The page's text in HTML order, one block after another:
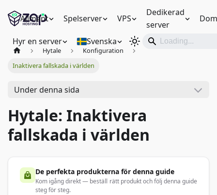
Allmänt Spelserver VPS
Dedikerad
server
Hyr en server Svenska
Hytale
Konfiguration
Inaktivera fallskada i världen
Under denna sida
Hytale: Inaktivera
fallskada i världen
De perfekta produkterna för denna guide
Kom igång direkt — beställ rätt produkt och följ denna guide
steg för steg.